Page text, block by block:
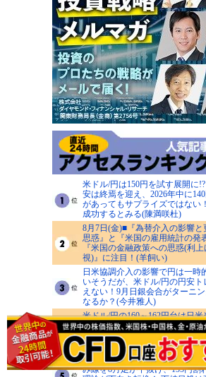
米ドル/円は150円を試す展開に
安は終焉を迎え、2026年中に
があってもサプライズではない
成功するとみる(陳満咲杜)
8月7日(金)■『為替介入の影響
思惑』と『米国の雇用統計の発
『米国の金融政策への思惑(利
視)』に注目！(羊飼い)
日米協調介入の影響で円は一時
いそうだが、米ドル/円の円安
えない！9月日銀会合がターニ
なるか？(今井雅人)
米ドル/円の160～162円台は日
ンに！ GW介入時安値155円、
152円が下値めど、押し目買い
略へ(西原宏一)
米ドル/円は155円が最大の分岐
み線を8月足が下抜け、155円割